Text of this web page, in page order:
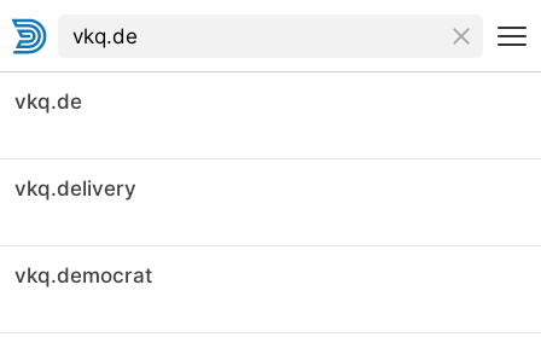
vkq.de
vkq.delivery
vkq.democrat